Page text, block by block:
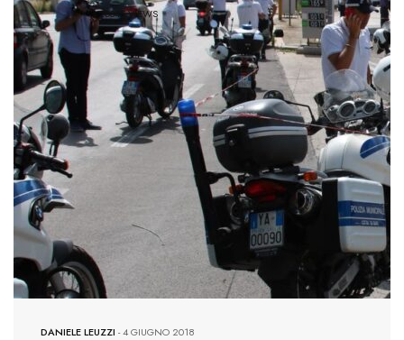
20345 VIEWS
DANIELE LEUZZI -4 GIUGNO 2018